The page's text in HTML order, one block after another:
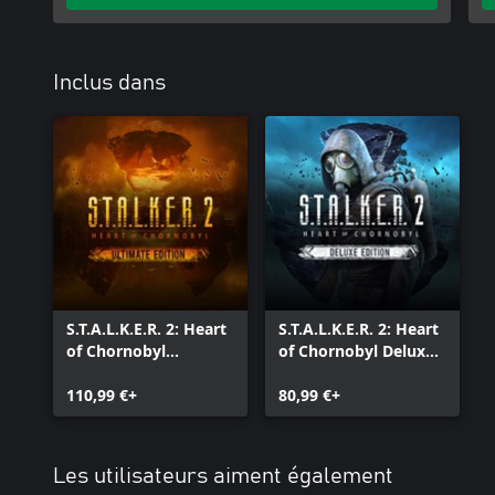
Inclus dans
S.T.A.L.K.E.R. 2: Heart
of Chornobyl
110,99 €+
S.T.A.L.K.E.R. 2: Heart
of Chornobyl Deluxe
80,99 €+
Les utilisateurs aiment également